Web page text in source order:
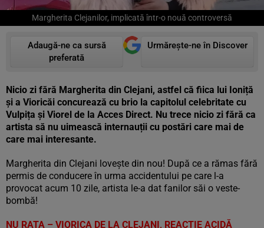
Margherita Clejanilor, implicată într-o nouă controversă
Adaugă-ne ca sursă
preferată
Urmărește-ne în Discover
Nicio zi fără Margherita din Clejani, astfel că fiica lui Ioniță
și a Vioricăi concurează cu brio la capitolul celebritate cu
Vulpița și Viorel de la Acces Direct. Nu trece nicio zi fără ca
artista să nu uimească internauții cu postări care mai de
care mai interesante.
Margherita din Clejani lovește din nou! După ce a rămas fără
permis de conducere în urma accidentului pe care l-a
provocat acum 10 zile, artista le-a dat fanilor săi o veste-
bombă!
NU RATA – VIORICA DE LA CLEJANI, REACȚIE ACIDĂ